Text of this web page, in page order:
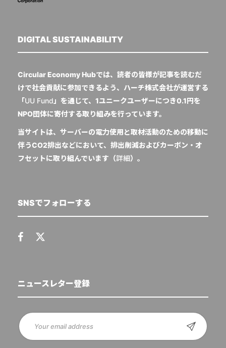
DIGITAL SUSTAINABILITY
Circular Economy Hubでは、読者の皆様が記事を読むだ
けで社会貢献に参加できるよう、ハーチ株式会社が運営する
「UU Fund 」を通じて、1ユニークユーザーにつき0.1円を
NPO団体に寄付する取り組みを行っています。
当サイトは、サーバーの電力使用と取材活動のための移動に
伴うCO2排出などにおいて、排出削減およびカーボン・オ
フセットに取り組んでいます（詳細）。
SNSでフォローする
ニュースレター登録